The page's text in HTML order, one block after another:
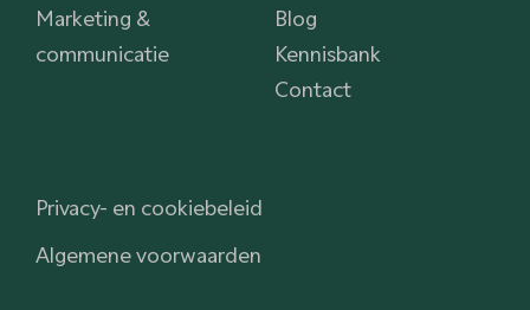
Marketing &
communicatie
Blog
Kennisbank
Contact
Privacy- en cookiebeleid
Algemene voorwaarden